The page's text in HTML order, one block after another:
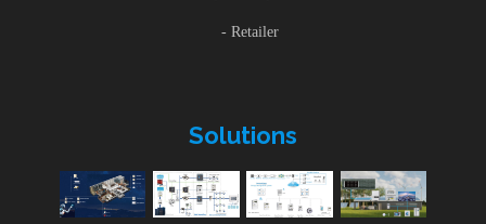
- Retailer
Solutions